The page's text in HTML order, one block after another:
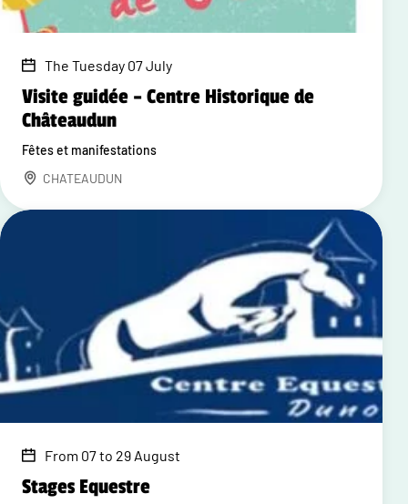
The Tuesday 07 July
Visite guidée – Centre Historique de
Châteaudun
Fêtes et manifestations
CHATEAUDUN
From 07 to 29 August
Stages Equestre